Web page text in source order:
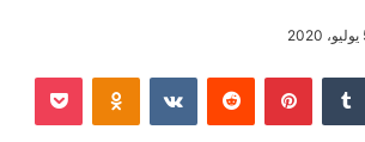
بينتيريست